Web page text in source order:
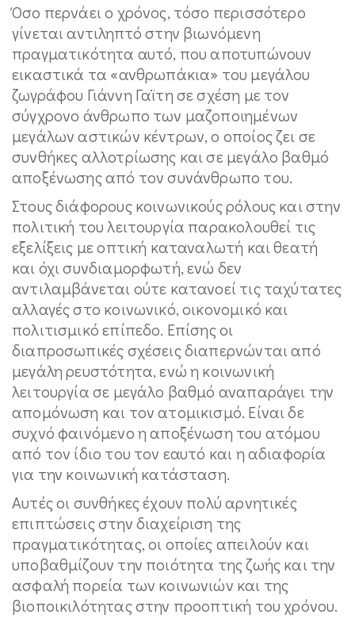
Όσο περνάει ο χρόνος, τόσο περισσότερο
γίνεται αντιληπτό στην βιωνόμενη
πραγματικότητα αυτό, που αποτυπώνουν
εικαστικά τα «ανθρωπάκια» του μεγάλου
ζωγράφου Γιάννη Γαϊτη σε σχέση με τον
σύγχρονο άνθρωπο των μαζοποιημένων
μεγάλων αστικών κέντρων, ο οποίος ζει σε
συνθήκες αλλοτρίωσης και σε μεγάλο βαθμό
αποξένωσης από τον συνάνθρωπο του.
Στους διάφορους κοινωνικούς ρόλους και στην
πολιτική του λειτουργία παρακολουθεί τις
εξελίξεις με οπτική καταναλωτή και θεατή
και όχι συνδιαμορφωτή, ενώ δεν
αντιλαμβάνεται ούτε κατανοεί τις ταχύτατες
αλλαγές στο κοινωνικό, οικονομικό και
πολιτισμικό επίπεδο. Επίσης οι
διαπροσωπικές σχέσεις διαπερνώνται από
μεγάλη ρευστότητα, ενώ η κοινωνική
λειτουργία σε μεγάλο βαθμό αναπαράγει την
απομόνωση και τον ατομικισμό. Είναι δε
συχνό φαινόμενο η αποξένωση του ατόμου
από τον ίδιο του τον εαυτό και η αδιαφορία
για την κοινωνική κατάσταση.
Αυτές οι συνθήκες έχουν πολύ αρνητικές
επιπτώσεις στην διαχείριση της
πραγματικότητας, οι οποίες απειλούν και
υποβαθμίζουν την ποιότητα της ζωής και την
ασφαλή πορεία των κοινωνιών και της
βιοποικιλότητας στην προοπτική του χρόνου.